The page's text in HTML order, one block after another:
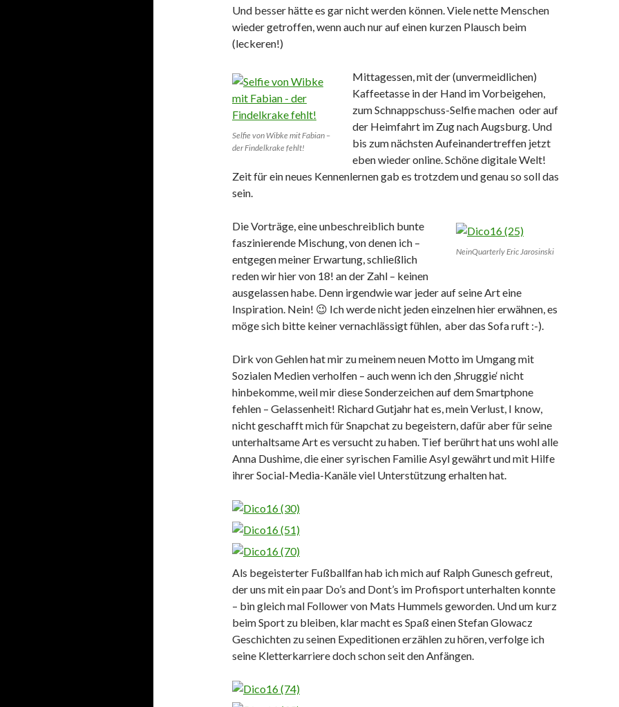
Und besser hätte es gar nicht werden können. Viele nette Menschen
wieder getroffen, wenn auch nur auf einen kurzen Plausch beim
(leckeren!)
Selfie von Wibke mit Fabian –
der Findelkrake fehlt!
Mittagessen, mit der (unvermeidlichen)
Kaffeetasse in der Hand im Vorbeigehen,
zum Schnappschuss-Selfie machen oder auf
der Heimfahrt im Zug nach Augsburg. Und
bis zum nächsten Aufeinandertreffen jetzt
eben wieder online. Schöne digitale Welt!
Zeit für ein neues Kennenlernen gab es trotzdem und genau so soll das
sein.
NeinQuarterly Eric Jarosinski
Die Vorträge, eine unbeschreiblich bunte
faszinierende Mischung, von denen ich –
entgegen meiner Erwartung, schließlich
reden wir hier von 18! an der Zahl – keinen
ausgelassen habe. Denn irgendwie war jeder auf seine Art eine
Inspiration. Nein! 😉 Ich werde nicht jeden einzelnen hier erwähnen, es
möge sich bitte keiner vernachlässigt fühlen, aber das Sofa ruft :-).
Dirk von Gehlen hat mir zu meinem neuen Motto im Umgang mit
Sozialen Medien verholfen – auch wenn ich den ‚Shruggie‘ nicht
hinbekomme, weil mir diese Sonderzeichen auf dem Smartphone
fehlen – Gelassenheit! Richard Gutjahr hat es, mein Verlust, I know,
nicht geschafft mich für Snapchat zu begeistern, dafür aber für seine
unterhaltsame Art es versucht zu haben. Tief berührt hat uns wohl alle
Anna Dushime, die einer syrischen Familie Asyl gewährt und mit Hilfe
ihrer Social-Media-Kanäle viel Unterstützung erhalten hat.
Als begeisterter Fußballfan hab ich mich auf Ralph Gunesch gefreut,
der uns mit ein paar Do’s and Dont’s im Profisport unterhalten konnte
– bin gleich mal Follower von Mats Hummels geworden. Und um kurz
beim Sport zu bleiben, klar macht es Spaß einen Stefan Glowacz
Geschichten zu seinen Expeditionen erzählen zu hören, verfolge ich
seine Kletterkarriere doch schon seit den Anfängen.